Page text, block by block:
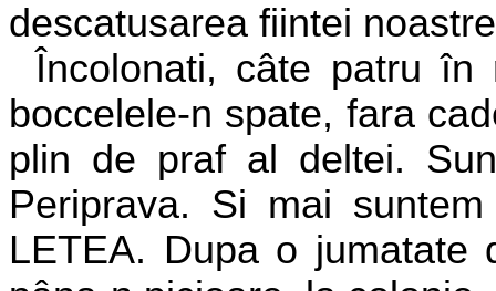
descatusarea fiintei
Încolonati, câte patru
boccelele-n spate, fara
plin de praf al deltei.
Periprava. Si mai
LETEA. Dupa o